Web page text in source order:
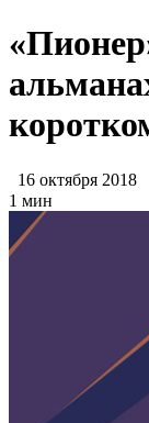
16 октября 2018
1 мин